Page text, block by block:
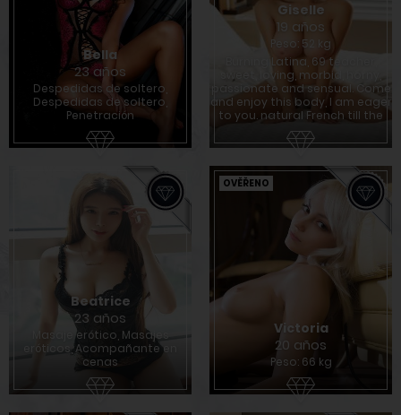
Bella
23 años
Despedidas de soltero,
Despedidas de soltero,
Penetración
Giselle
19 años
Peso: 52 kg
Burning Latina, 69 teacher,
sweet, loving, morbid, horny,
passionate and sensual. Come
and enjoy this body, I am eager
to you. natural French till the
Beatrice
23 años
Masaje erótico, Masajes
eróticos, Acompañante en
cenas
OVĚŘENO
Victoria
20 años
Peso: 66 kg